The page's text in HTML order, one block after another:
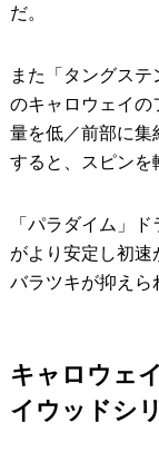
だ。
また「タングス
のキャロウェイの
量を低／前部に集
すると、スピンを
「パラダイム」
がより安定し初
バラツキが抑えら
キャロウェ
イウッドシ